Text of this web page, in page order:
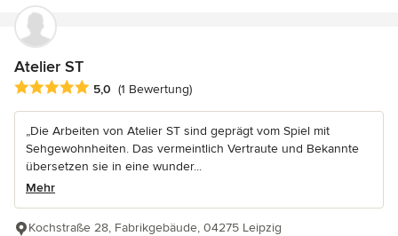
Atelier ST
Durchschnittliche Bewertung: 5 von 5 Sternen
5,0 (1 Bewertung)
„Die Arbeiten von Atelier ST sind geprägt vom Spiel mit
Sehgewohnheiten. Das vermeintlich Vertraute und Bekannte
übersetzen sie in eine wunder...
Mehr
Kochstraße 28, Fabrikgebäude, 04275 Leipzig